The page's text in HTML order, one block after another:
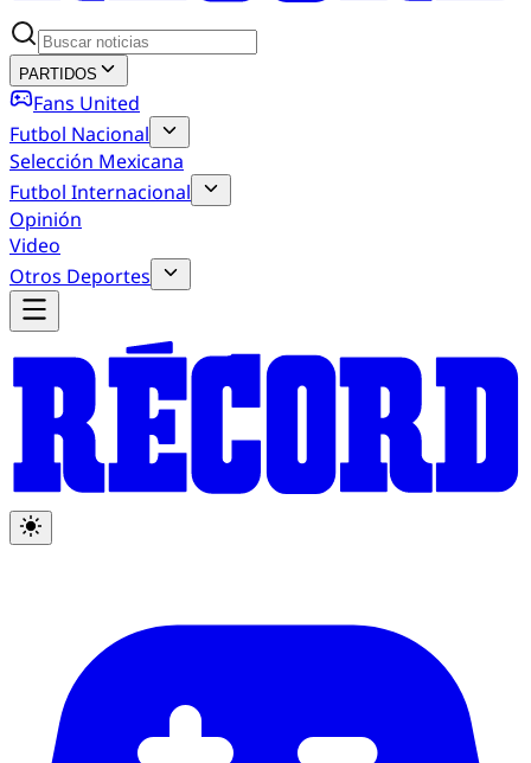
PARTIDOS
Fans United
Futbol Nacional
Selección Mexicana
Futbol Internacional
Opinión
Video
Otros Deportes